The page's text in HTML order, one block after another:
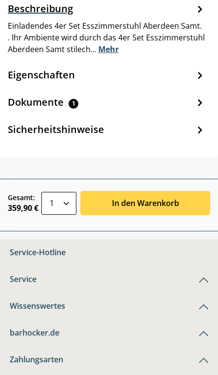
Beschreibung
Einladendes 4er Set Esszimmerstuhl Aberdeen Samt.
. Ihr Ambiente wird durch das 4er Set Esszimmerstuhl
Aberdeen Samt stilech… Mehr
Eigenschaften
Dokumente 1
Sicherheitshinweise
Gesamt:
359,90 € In den Warenkorb
Service-Hotline
Service
Wissenswertes
barhocker.de
Zahlungsarten